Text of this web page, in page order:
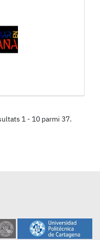
1 - 10 parmi 37.